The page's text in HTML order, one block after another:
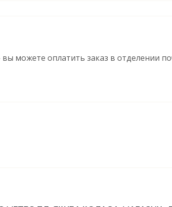
можете оплатить заказ в отделении